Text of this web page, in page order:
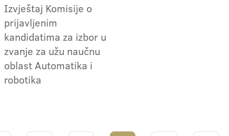
Izvještaj Komisije o
prijavljenim
kandidatima za izbor u
zvanje za užu naučnu
oblast Automatika i
robotika